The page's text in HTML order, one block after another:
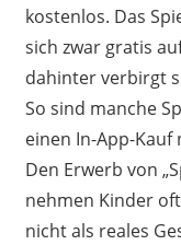
kostenlos. Das
sich zwar gratis
dahinter verbirgt
So sind manche
einen In-App-Kauf
Den Erwerb von
nehmen Kinder oft
nicht als reales